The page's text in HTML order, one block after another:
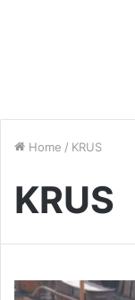
Home / KRUS
KRUS